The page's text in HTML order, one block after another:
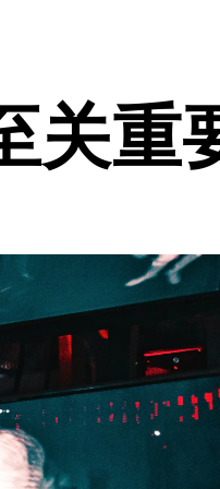
关重